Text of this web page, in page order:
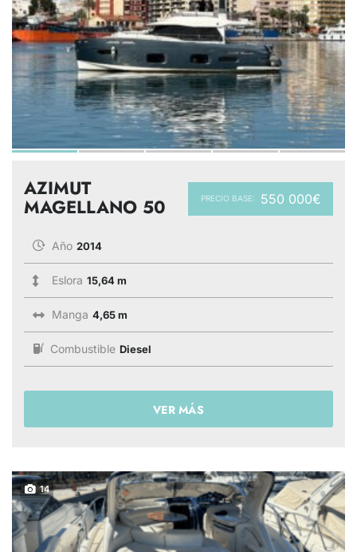
PRECIO BASE: 550 000€
AZIMUT
MAGELLANO 50
Año 2014
Eslora 15,64 m
Manga 4,65 m
Combustible Diesel
VER MÁS
14